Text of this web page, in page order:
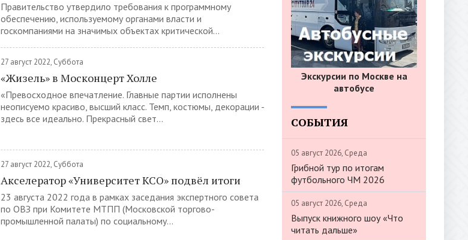
Правительство утвердило требования к программному
обеспечению, используемому органами власти и
госкомпаниями на значимых объектах критической...
27 август 2022, Суббота
«Жизель» в Москонцерт Холле
«Превосходное впечатление. Главные партии исполнены
неописуемо красиво, высший класс. Темп, костюмы, декорации -
здесь все идеально. Прекрасный свет...
27 август 2022, Суббота
Акселератор «Университет КСО» подвёл итоги
23 августа 2022 года в рамках заседания экспертного совета
по ОВЗ при Комитете МТПП (Московской торгово-
промышленной палаты) по социальному...
Экскурсии по Москве на
автобусе
СОБЫТИЯ
05 август 2026, Среда
Грибной тур по итогам
футбольного ЧМ 2026
05 август 2026, Среда
Выпуск книжного шоу «Что
читать дальше»